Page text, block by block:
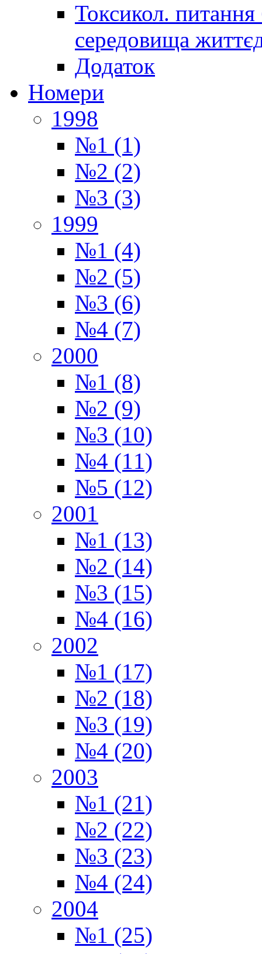
Токсикол. питання
середовища
Додаток
Номери
1998
№1 (1)
№2 (2)
№3 (3)
1999
№1 (4)
№2 (5)
№3 (6)
№4 (7)
2000
№1 (8)
№2 (9)
№3 (10)
№4 (11)
№5 (12)
2001
№1 (13)
№2 (14)
№3 (15)
№4 (16)
2002
№1 (17)
№2 (18)
№3 (19)
№4 (20)
2003
№1 (21)
№2 (22)
№3 (23)
№4 (24)
2004
№1 (25)